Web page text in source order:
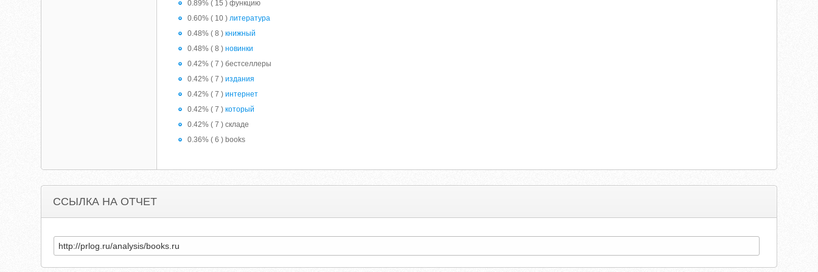
0.89% ( 15 ) функцию
0.60% ( 10 )литература
0.48% ( 8 )книжный
0.48% ( 8 )новинки
0.42% ( 7 ) бестселлеры
0.42% ( 7 )издания
0.42% ( 7 )интернет
0.42% ( 7 )который
0.42% ( 7 ) складе
0.36% ( 6 ) books
ССЫЛКА НА ОТЧЕТ